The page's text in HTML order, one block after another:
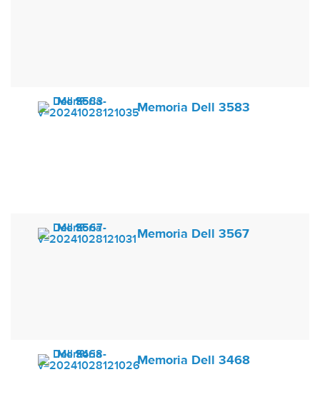
Memoria Dell 3583
Memoria Dell 3567
Memoria Dell 3468